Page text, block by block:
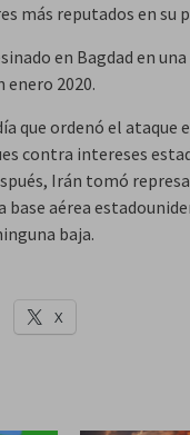
más reputados en su
en Bagdad en
enero 2020.
que ordenó el ataque
contra intereses
Irán tomó
base aérea
baja.
X